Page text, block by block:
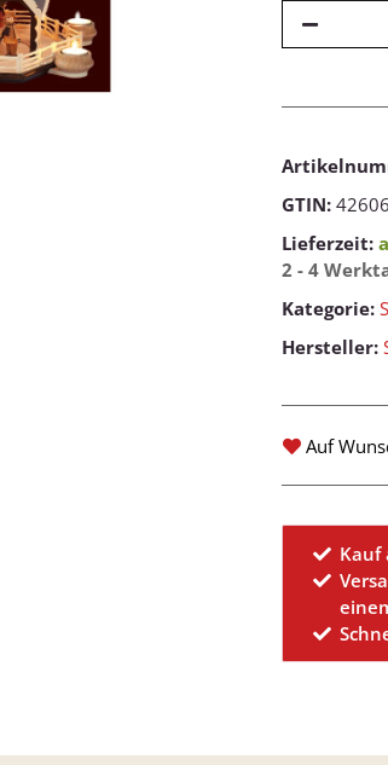
GTIN:
Lieferzeit:
2 - 4
Kategorie:
Hersteller:
Auf
Kauf